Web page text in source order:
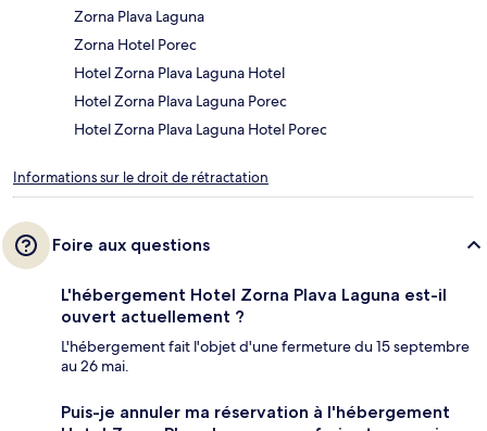
Zorna Plava Laguna
Zorna Hotel Porec
Hotel Zorna Plava Laguna Hotel
Hotel Zorna Plava Laguna Porec
Hotel Zorna Plava Laguna Hotel Porec
Informations sur le droit de rétractation
Foire aux questions
L'hébergement Hotel Zorna Plava Laguna est-il
ouvert actuellement ?
L'hébergement fait l'objet d'une fermeture du 15 septembre
au 26 mai.
Puis-je annuler ma réservation à l'hébergement